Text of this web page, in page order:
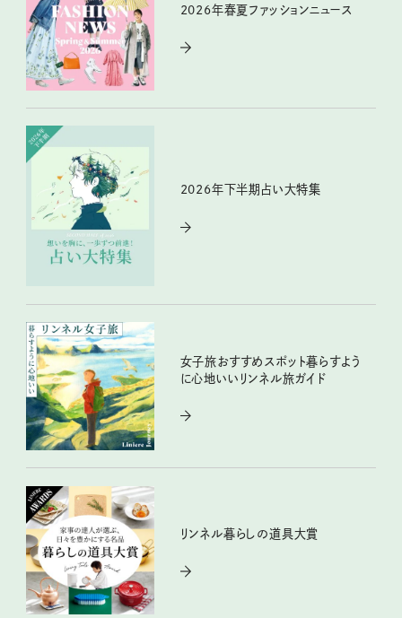
2026年春夏ファッションニュース
2026年下半期占い大特集
女子旅おすすめスポット暮らすよう
に心地いいリンネル旅ガイド
リンネル暮らしの道具大賞